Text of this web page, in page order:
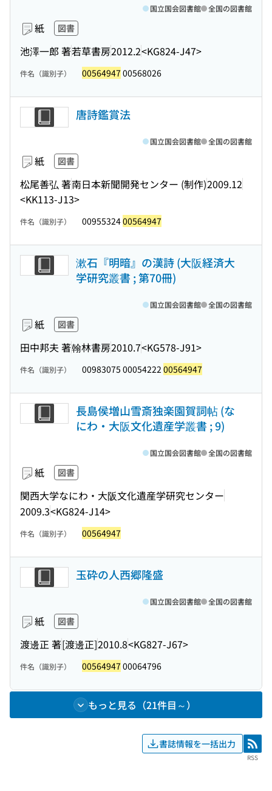
紙 図書
池澤一郎 著若草書房2012.2<KG824-J47>
国立国会図書館 全国の図書館
件名（識別子） 00564947 00568026
唐詩鑑賞法
紙 図書
松尾善弘 著南日本新聞開発センター (制作)2009.12
<KK113-J13>
国立国会図書館 全国の図書館
件名（識別子） 0095532400564947
漱石『明暗』の漢詩 (大阪経済大
学研究叢書 ; 第70冊)
紙 図書
田中邦夫 著翰林書房2010.7<KG578-J91>
国立国会図書館 全国の図書館
件名（識別子） 00983075 00054222 00564947
長島侯増山雪斎独楽園賀詞帖 (な
にわ・大阪文化遺産学叢書 ; 9)
紙 図書
関西大学なにわ・大阪文化遺産学研究センター
2009.3<KG824-J14>
国立国会図書館 全国の図書館
件名（識別子） 00564947
玉砕の人西郷隆盛
紙 図書
渡邊正 著[渡邊正]2010.8<KG827-J67>
国立国会図書館 全国の図書館
件名（識別子） 00564947 00064796
もっと見る（21件目～）
書誌情報を一括出力 RSS
RSS